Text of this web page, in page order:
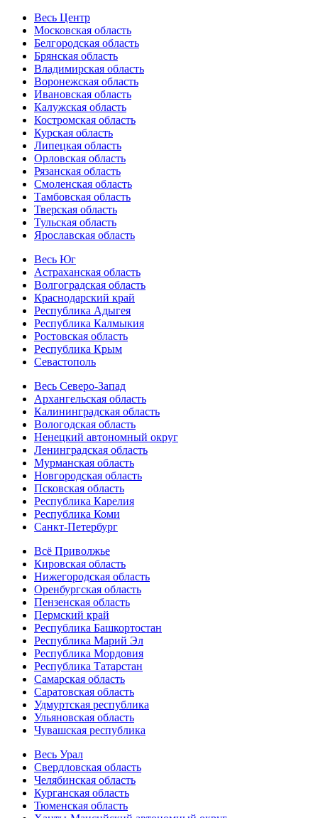
Весь Центр
Московская область
Белгородская область
Брянская область
Владимирская область
Воронежская область
Ивановская область
Калужская область
Костромская область
Курская область
Липецкая область
Орловская область
Рязанская область
Смоленская область
Тамбовская область
Тверская область
Тульская область
Ярославская область
Весь Юг
Астраханская область
Волгоградская область
Краснодарский край
Республика Адыгея
Республика Калмыкия
Ростовская область
Республика Крым
Севастополь
Весь Северо-Запад
Архангельская область
Калининградская область
Вологодская область
Ненецкий автономный округ
Ленинградская область
Мурманская область
Новгородская область
Псковская область
Республика Карелия
Республика Коми
Санкт-Петербург
Всё Приволжье
Кировская область
Нижегородская область
Оренбургская область
Пензенская область
Пермский край
Республика Башкортостан
Республика Марий Эл
Республика Мордовия
Республика Татарстан
Самарская область
Саратовская область
Удмуртская республика
Ульяновская область
Чувашская республика
Весь Урал
Свердловская область
Челябинская область
Курганская область
Тюменская область